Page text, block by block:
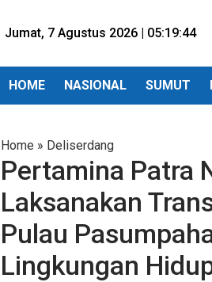
Jumat, 7 Agustus 2026 | 05:19:46
HOME NASIONAL SUMUT
Home » Deliserdang
Pertamina Patra
Laksanakan
Pulau
Lingkungan